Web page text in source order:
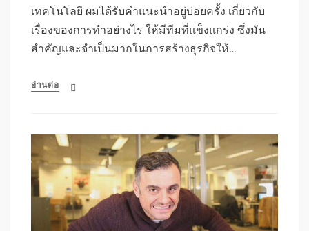
เทคโนโลยี ผมได้รับคำแนะนำอยู่บ่อยครั้ง เกี่ยวกับ
เรื่องของการทำอย่างไร ให้มีทีมที่แข็งแกร่ง ซึ่งมัน
สำคัญและจำเป็นมากในการสร้างธุรกิจให้…
อ่านต่อ